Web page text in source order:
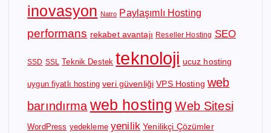
inovasyon Natro Paylaşımlı Hosting
performans rekabet avantajı Reseller Hosting SEO
SSD SSL Teknik Destek teknoloji ucuz hosting
uygun fiyatlı hosting veri güvenliği VPS Hosting web
barındırma web hosting Web Sitesi
WordPress yedekleme yenilik Yenilikçi Çözümler